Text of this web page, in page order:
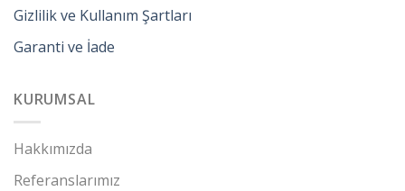
Gizlilik ve Kullanım Şartları
Garanti ve İade
KURUMSAL
Hakkımızda
Referanslarımız